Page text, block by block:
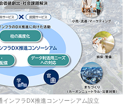
インフラDX推進コンソーシアム設立